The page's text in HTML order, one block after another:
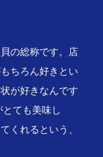
の総称です。店
ちろん好きとい
が好きなんです
ても美味し
くれるという、